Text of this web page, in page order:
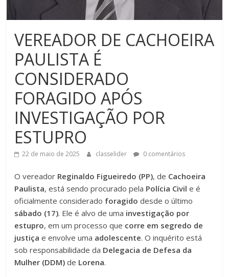
VEREADOR DE CACHOEIRA
PAULISTA É
CONSIDERADO
FORAGIDO APÓS
INVESTIGAÇÃO POR
ESTUPRO
22 de maio de 2025 classelider 0 comentários
O vereador Reginaldo Figueiredo (PP), de Cachoeira
Paulista, está sendo procurado pela Polícia Civil e é
oficialmente considerado foragido desde o último
sábado (17). Ele é alvo de uma investigação por
estupro, em um processo que corre em segredo de
justiça e envolve uma adolescente. O inquérito está
sob responsabilidade da Delegacia de Defesa da
Mulher (DDM) de Lorena.